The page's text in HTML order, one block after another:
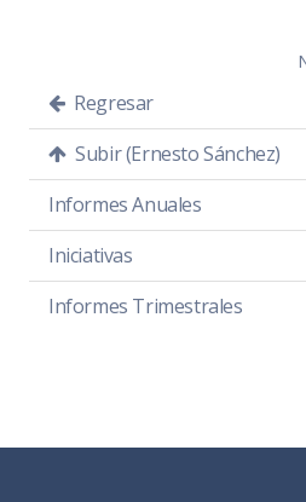
Regresar
Subir (Ernesto Sánchez)
Informes Anuales
Iniciativas
Informes Trimestrales